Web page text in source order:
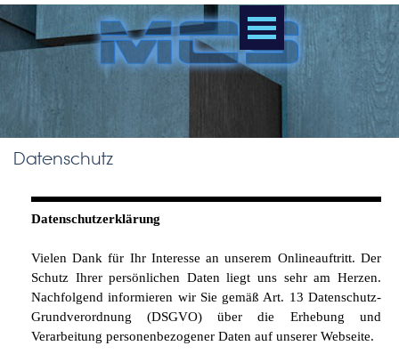
Direkt zum Seiteninhalt Menü überspringen
Datenschutz
Datenschutzerklärung
Vielen Dank für Ihr Interesse an unserem Onlineauftritt. Der
Schutz Ihrer persönlichen Daten liegt uns sehr am Herzen.
Nachfolgend informieren wir Sie gemäß Art. 13 Datenschutz-
Grundverordnung (DSGVO) über die Erhebung und
Verarbeitung personenbezogener Daten auf unserer Webseite.